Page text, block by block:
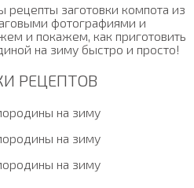
заготовки компота из
фотографиями и
и покажем, как приготовить
на зиму быстро и просто!
РЕЦЕПТОВ